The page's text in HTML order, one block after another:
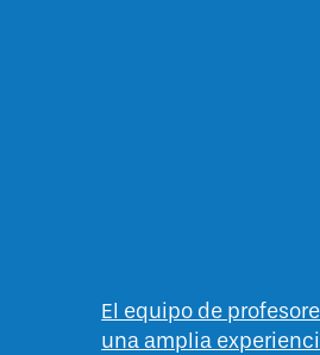
El equipo de
una amplia